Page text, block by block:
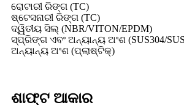
ରୋଟାରୀ ରିଙ୍ଗ (TC)
ଷ୍ଟେସନାରୀ ରିଙ୍ଗ (TC)
ଦ୍ୱିତୀୟ ସିଲ୍ (NBR/VITON/EPDM)
ସ୍ପ୍ରିଙ୍ଗ ଏବଂ ଅନ୍ୟାନ୍ୟ ଅଂଶ (SUS304/
ଅନ୍ୟାନ୍ୟ ଅଂଶ (ପ୍ଲାଷ୍ଟିକ୍)
ଶାଫ୍ଟ ଆକାର